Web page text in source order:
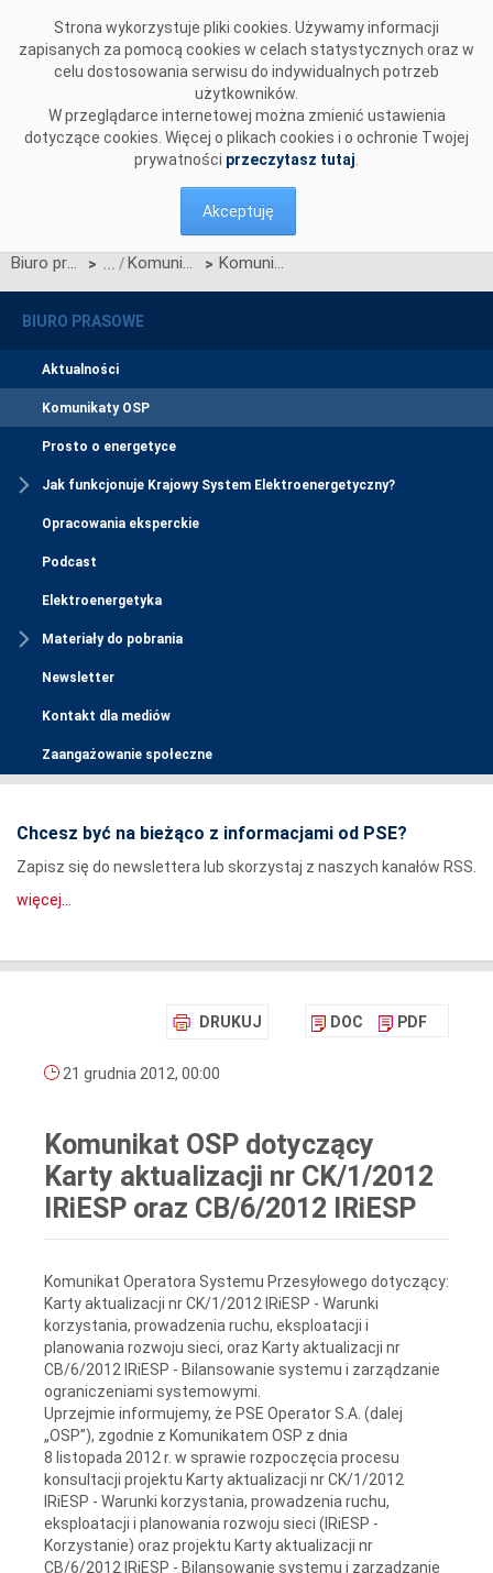
Strona wykorzystuje pliki cookies. Używamy informacji
zapisanych za pomocą cookies w celach statystycznych oraz w
celu dostosowania serwisu do indywidualnych potrzeb
użytkowników.
W przeglądarce internetowej można zmienić ustawienia
dotyczące cookies. Więcej o plikach cookies i o ochronie Twojej
prywatności przeczytasz tutaj
Akceptuję
Biuro prasowe > Komunikaty OSP > Komunikat OSP dotyczący Karty aktualizacji nr&nbsp;CK/1/2012 IRiESP oraz CB/6/2012 IRiESP
BIURO PRASOWE
Aktualności
Komunikaty OSP
Prosto o energetyce
Jak funkcjonuje Krajowy System Elektroenergetyczny?
Opracowania eksperckie
Podcast
Elektroenergetyka
Materiały do pobrania
Newsletter
Kontakt dla mediów
Zaangażowanie społeczne
Chcesz być na bieżąco z informacjami od PSE?
Zapisz się do newslettera lub skorzystaj z naszych kanałów RSS.
więcej...
DRUKUJ DOC PDF
21 grudnia 2012, 00:00
Komunikat OSP dotyczący
Karty aktualizacji nr CK/1/2012
IRiESP oraz CB/6/2012 IRiESP
Komunikat Operatora Systemu Przesyłowego dotyczący:
Karty aktualizacji nr CK/1/2012 IRiESP - Warunki
korzystania, prowadzenia ruchu, eksploatacji i
planowania rozwoju sieci, oraz Karty aktualizacji nr
CB/6/2012 IRiESP - Bilansowanie systemu i zarządzanie
ograniczeniami systemowymi.
Uprzejmie informujemy, że PSE Operator S.A. (dalej
„OSP”), zgodnie z Komunikatem OSP z dnia
8 listopada 2012 r. w sprawie rozpoczęcia procesu
konsultacji projektu Karty aktualizacji nr CK/1/2012
IRiESP - Warunki korzystania, prowadzenia ruchu,
eksploatacji i planowania rozwoju sieci (IRiESP -
Korzystanie) oraz projektu Karty aktualizacji nr
CB/6/2012 IRiESP - Bilansowanie systemu i zarządzanie